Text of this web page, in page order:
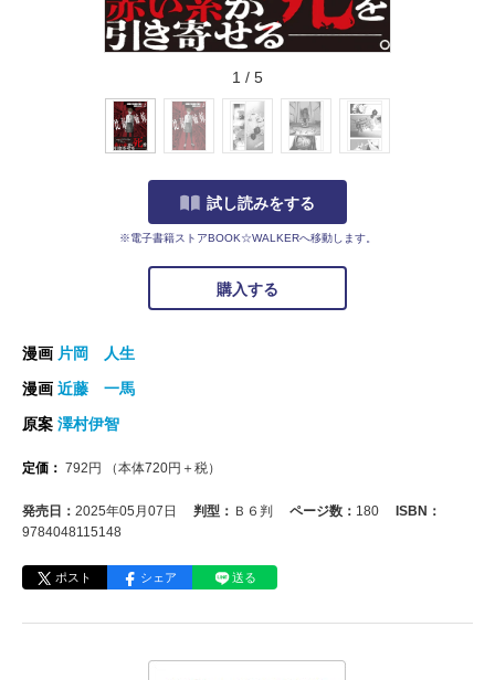
1 / 5
試し読みをする
※電子書籍ストアBOOK☆WALKERへ移動します。
購入する
漫画 片岡 人生
漫画 近藤 一馬
原案 澤村伊智
定価： 792 円 （本体720円＋税）
発売日： 2025年05月07日 判型： Ｂ６判 ページ数： 180
ISBN：
9784048115148
ポスト シェア 送る